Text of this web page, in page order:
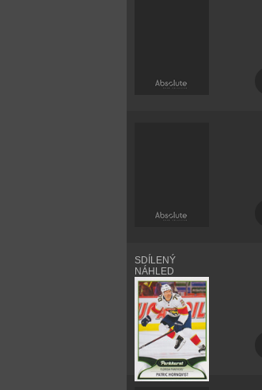
SDÍLENÝ
NÁHLED